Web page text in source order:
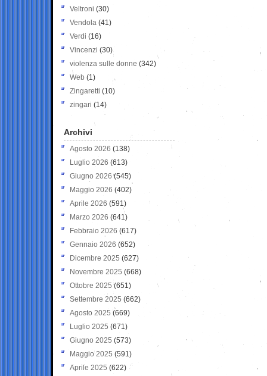
Veltroni (30)
Vendola (41)
Verdi (16)
Vincenzi (30)
violenza sulle donne (342)
Web (1)
Zingaretti (10)
zingari (14)
Archivi
Agosto 2026 (138)
Luglio 2026 (613)
Giugno 2026 (545)
Maggio 2026 (402)
Aprile 2026 (591)
Marzo 2026 (641)
Febbraio 2026 (617)
Gennaio 2026 (652)
Dicembre 2025 (627)
Novembre 2025 (668)
Ottobre 2025 (651)
Settembre 2025 (662)
Agosto 2025 (669)
Luglio 2025 (671)
Giugno 2025 (573)
Maggio 2025 (591)
Aprile 2025 (622)